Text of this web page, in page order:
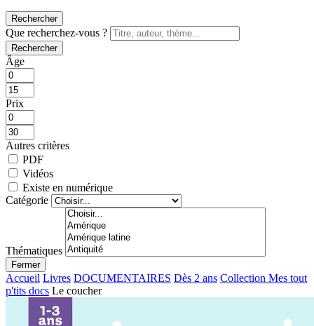
Rechercher
Que recherchez-vous ?
Rechercher
Âge
Prix
Autres critères
PDF
Vidéos
Existe en numérique
Catégorie
Thématiques
Fermer
Accueil Livres DOCUMENTAIRES Dès 2 ans Collection Mes tout
p'tits docs Le coucher